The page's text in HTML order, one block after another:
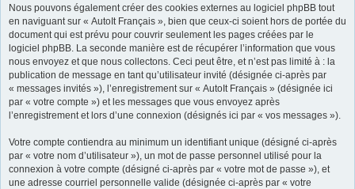
Nous pouvons également créer des cookies externes au logiciel phpBB tout
en naviguant sur « AutoIt Français », bien que ceux-ci soient hors de portée du
document qui est prévu pour couvrir seulement les pages créées par le
logiciel phpBB. La seconde manière est de récupérer l’information que vous
nous envoyez et que nous collectons. Ceci peut être, et n’est pas limité à : la
publication de message en tant qu’utilisateur invité (désignée ci-après par
« messages invités »), l’enregistrement sur « AutoIt Français » (désignée ici
par « votre compte ») et les messages que vous envoyez après
l’enregistrement et lors d’une connexion (désignés ici par « vos messages »).
Votre compte contiendra au minimum un identifiant unique (désigné ci-après
par « votre nom d’utilisateur »), un mot de passe personnel utilisé pour la
connexion à votre compte (désigné ci-après par « votre mot de passe »), et
une adresse courriel personnelle valide (désignée ci-après par « votre